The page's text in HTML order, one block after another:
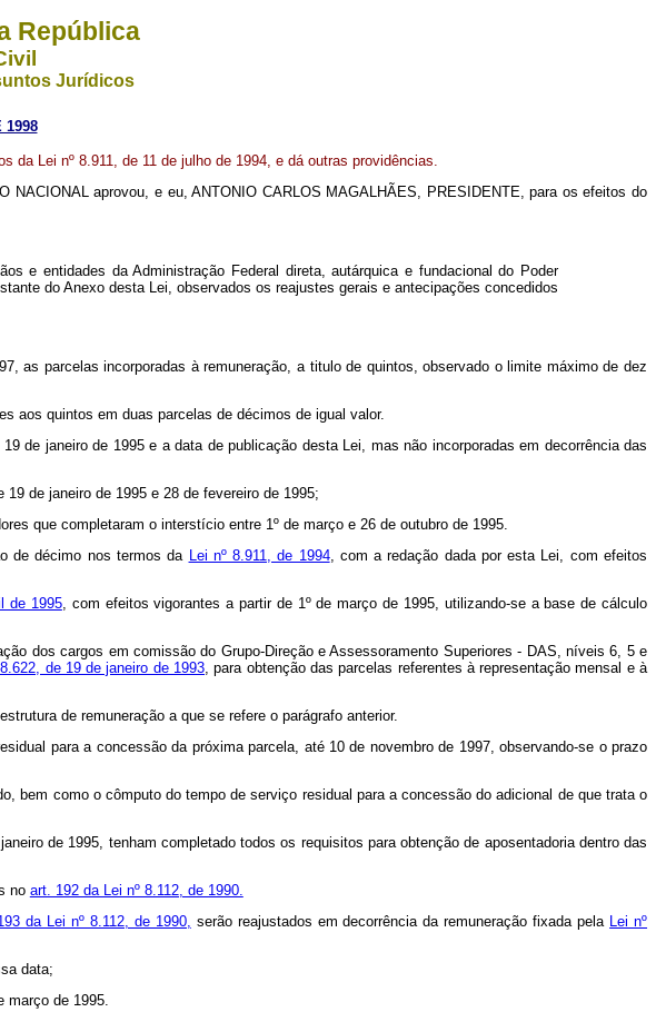
República
Jurídicos
1998
da Lei nº 8.911, de 11 de julho de 1994, e dá outras providências.
NACIONAL aprovou, e eu, ANTONIO CARLOS MAGALHÃES, PRESIDENTE, para os efeitos do
e entidades da Administração Federal direta, autárquica e fundacional do Poder
do Anexo desta Lei, observados os reajustes gerais e antecipações concedidos
as parcelas incorporadas à remuneração, a titulo de quintos, observado o limite máximo de dez
aos quintos em duas parcelas de décimos de igual valor.
de janeiro de 1995 e a data de publicação desta Lei, mas não incorporadas em decorrência das
de janeiro de 1995 e 28 de fevereiro de 1995;
que completaram o interstício entre 1º de março e 26 de outubro de 1995.
de décimo nos termos da Lei nº 8.911, de 1994, com a redação dada por esta Lei, com efeitos
de 1995, com efeitos vigorantes a partir de 1º de março de 1995, utilizando-se a base de cálculo
dos cargos em comissão do Grupo-Direção e Assessoramento Superiores - DAS, níveis 6, 5 e
de 19 de janeiro de 1993, para obtenção das parcelas referentes à representação mensal e à
de remuneração a que se refere o parágrafo anterior.
para a concessão da próxima parcela, até 10 de novembro de 1997, observando-se o prazo
bem como o cômputo do tempo de serviço residual para a concessão do adicional de que trata o
de 1995, tenham completado todos os requisitos para obtenção de aposentadoria dentro das
no art. 192 da Lei nº 8.112, de 1990.
da Lei nº 8.112, de 1990, serão reajustados em decorrência da remuneração fixada pela Lei nº
data;
março de 1995.